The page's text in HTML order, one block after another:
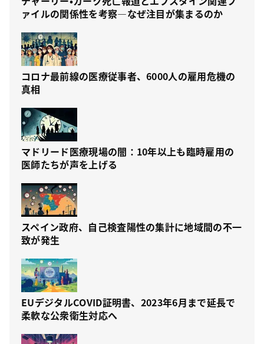
ァイルの関係性を考察—なぜ注目が集まるのか
コロナ最前線の医療従事者、6000人の雇用危機の
真相
マドリード医療現場の闇：10年以上も臨時雇用の
医師たちが声を上げる
スペイン政府、自己検査陽性の集計に地域間の不一
致が発生
EUデジタルCOVID証明書、2023年6月まで延長で
柔軟な公衆衛生対応へ